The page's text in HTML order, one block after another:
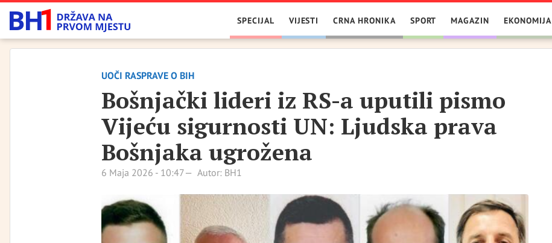
SPECIJAL VIJESTI CRNA HRONIKA SPORT MAGAZIN EKONOMIJA
UOČI RASPRAVE O BIH
Bošnjački lideri iz RS-a uputili pismo
Vijeću sigurnosti UN: Ljudska prava
Bošnjaka ugrožena
6 Maja 2026 - 10:47 Autor: BH1